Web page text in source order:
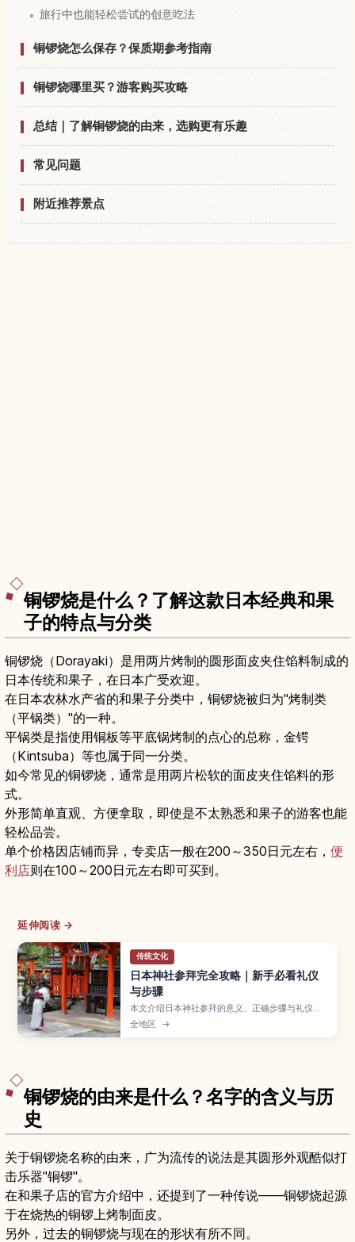
旅行中也能轻松尝试的创意吃法
铜锣烧怎么保存？保质期参考指南
铜锣烧哪里买？游客购买攻略
总结｜了解铜锣烧的由来，选购更有乐趣
常见问题
附近推荐景点
铜锣烧是什么？了解这款日本经典和果
子的特点与分类
铜锣烧（Dorayaki）是用两片烤制的圆形面皮夹住馅料制成的
日本传统和果子，在日本广受欢迎。
在日本农林水产省的和果子分类中，铜锣烧被归为"烤制类
（平锅类）"的一种。
平锅类是指使用铜板等平底锅烤制的点心的总称，金锷
（Kintsuba）等也属于同一分类。
如今常见的铜锣烧，通常是用两片松软的面皮夹住馅料的形
式。
外形简单直观、方便拿取，即使是不太熟悉和果子的游客也能
轻松品尝。
单个价格因店铺而异，专卖店一般在200～350日元左右， 便
利店则在100～200日元左右即可买到。
延伸阅读 →
传统文化
日本神社参拜完全攻略｜新手必看礼仪
与步骤
本文介绍日本神社参拜的意义、正确步骤与礼仪要
点，帮助访日游客避免失礼，更从容地体验神社文
化。
全地区 →
铜锣烧的由来是什么？名字的含义与历
史
关于铜锣烧名称的由来，广为流传的说法是其圆形外观酷似打
击乐器"铜锣"。
在和果子店的官方介绍中，还提到了一种传说——铜锣烧起源
于在烧热的铜锣上烤制面皮。
另外，过去的铜锣烧与现在的形状有所不同。